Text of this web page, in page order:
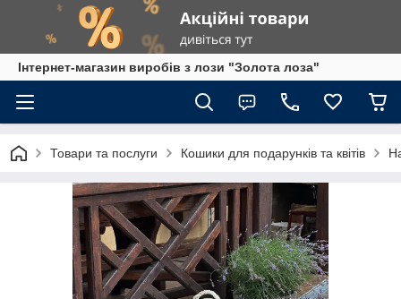
Інтернет-магазин виробів з лози "Золота лоза"
Товари та послуги Кошики для подарунків та квітів